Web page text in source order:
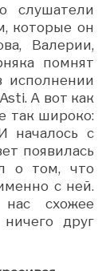
слушатели
которые он
Валерии,
помнят
исполнении
А вот как
так широко:
началось с
появилась
о том, что
с ней.
схожее
друг